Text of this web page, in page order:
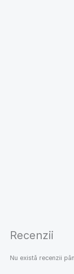
Recenzii
Nu există recenzii